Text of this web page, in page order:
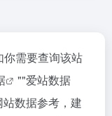
需要查询该站
""爱站数据
数据参考，建